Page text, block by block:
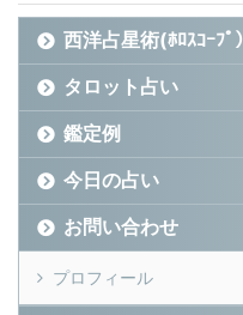
西洋占星術(ﾎﾛｽｺｰﾌﾟ）
タロット占い
鑑定例
今日の占い
お問い合わせ
プロフィール